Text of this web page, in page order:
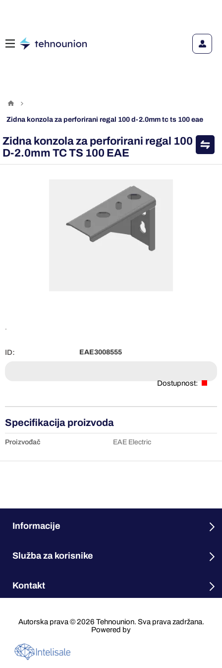
zidna konzola za perforirani regal 100 d-2.0mm tc ts 100 eae
Zidna konzola za perforirani regal 100
D-2.0mm TC TS 100 EAE
.
ID: EAE3008555
Dostupnost:
Specifikacija proizvoda
Proizvođač EAE Electric
Informacije
Služba za korisnike
Kontakt
Autorska prava © 2026 Tehnounion. Sva prava zadržana.
Powered by